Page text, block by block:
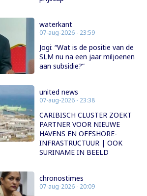
waterkant
07-aug-2026 - 23:59
Jogi: “Wat is de positie van de
SLM nu na een jaar miljoenen
aan subsidie?”
united news
07-aug-2026 - 23:38
CARIBISCH CLUSTER ZOEKT
PARTNER VOOR NIEUWE
HAVENS EN OFFSHORE-
INFRASTRUCTUUR | OOK
SURINAME IN BEELD
chronostimes
07-aug-2026 - 20:09